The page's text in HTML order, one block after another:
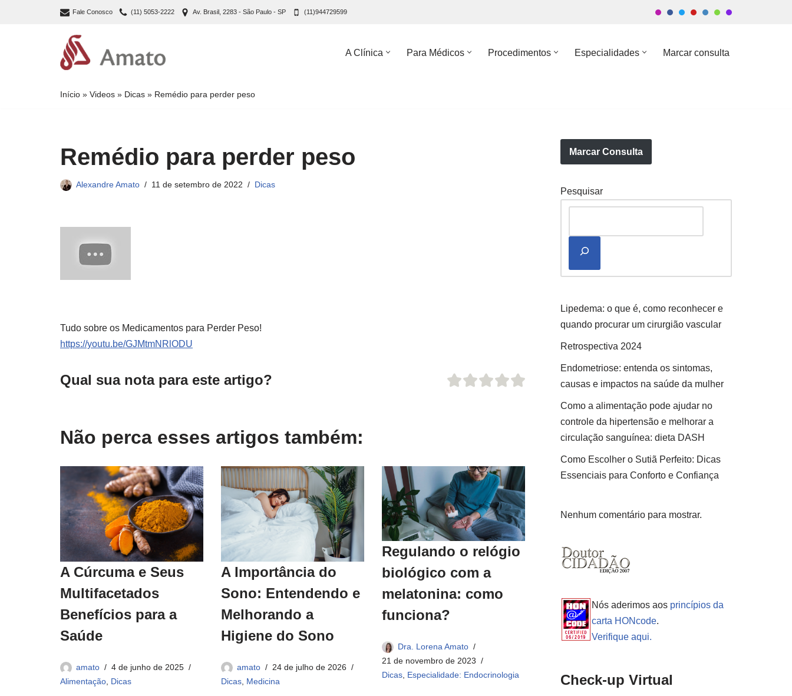
Fale Conosco (11) 5053-2222 Av. Brasil, 2283 - São Paulo - SP (11)944729599
A Clínica Para Médicos Procedimentos Especialidades Marcar consulta
Início » Videos » Dicas » Remédio para perder peso
Remédio para perder peso
Alexandre Amato 11 de setembro de 2022 Dicas
Tudo sobre os Medicamentos para Perder Peso!
https://youtu.be/GJMtmNRlODU
Qual sua nota para este artigo?
Não perca esses artigos também:
A Cúrcuma e Seus
Multifacetados
Benefícios para a
Saúde
amato
4 de junho de 2025
Alimentação Dicas
A Importância do
Sono: Entendendo e
Melhorando a
Higiene do Sono
amato
24 de julho de 2026
Dicas Medicina
Regulando o relógio
biológico com a
melatonina: como
funciona?
Dra. Lorena Amato
21 de novembro de 2023
Dicas Especialidade: Endocrinologia
Marcar Consulta
Pesquisar
Lipedema: o que é, como reconhecer e
quando procurar um cirurgião vascular
Retrospectiva 2024
Endometriose: entenda os sintomas,
causas e impactos na saúde da mulher
Como a alimentação pode ajudar no
controle da hipertensão e melhorar a
circulação sanguínea: dieta DASH
Como Escolher o Sutiã Perfeito: Dicas
Essenciais para Conforto e Confiança
Nenhum comentário para mostrar.
Nós aderimos aos princípios da
carta HONcode.
Verifique aqui.
Check-up Virtual